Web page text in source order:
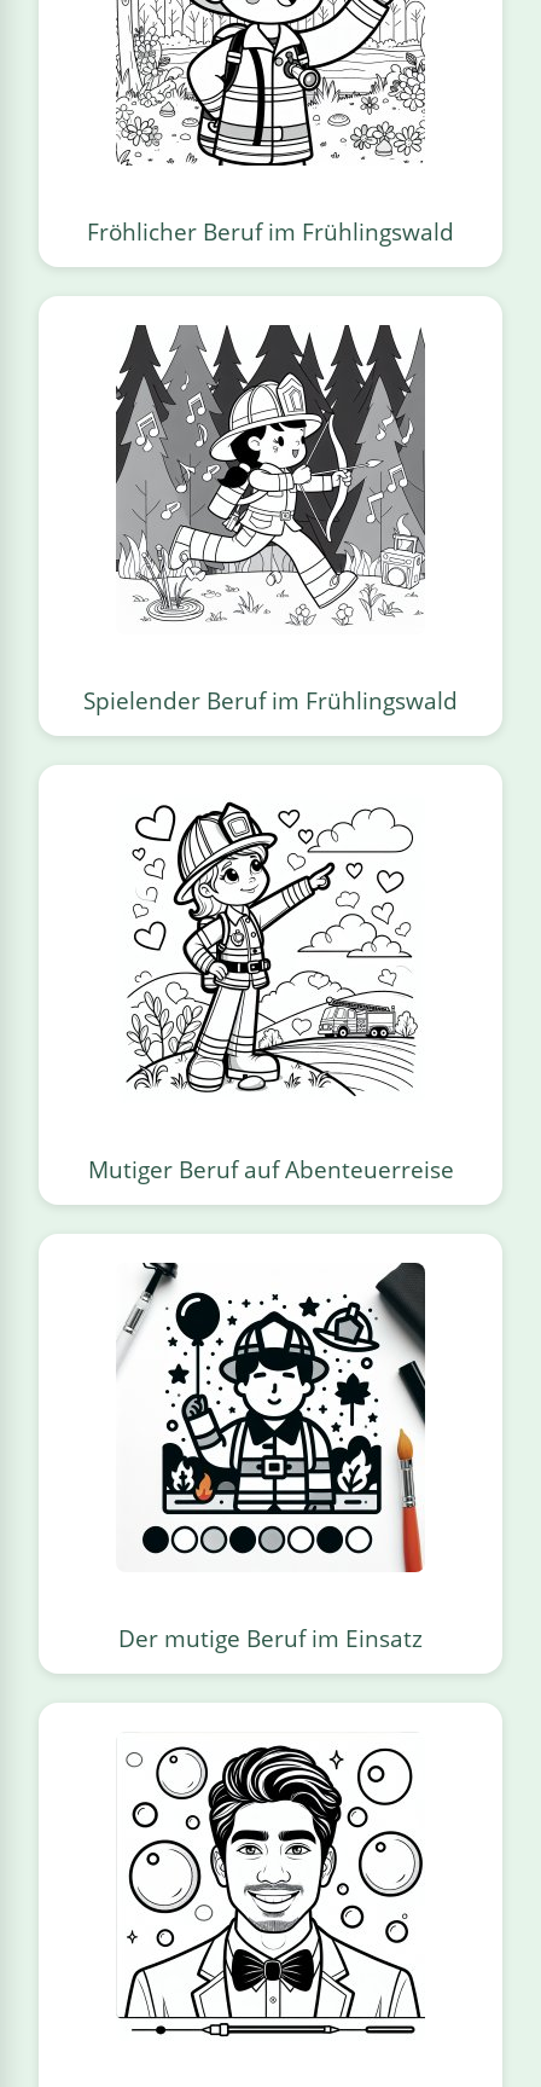
Fröhlicher Beruf im Frühlingswald
Spielender Beruf im Frühlingswald
Mutiger Beruf auf Abenteuerreise
Der mutige Beruf im Einsatz